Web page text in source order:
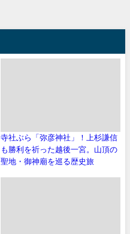
寺社ぶら「弥彦神社」！上杉謙信
も勝利を祈った越後一宮。山頂の
聖地・御神廟を巡る歴史旅